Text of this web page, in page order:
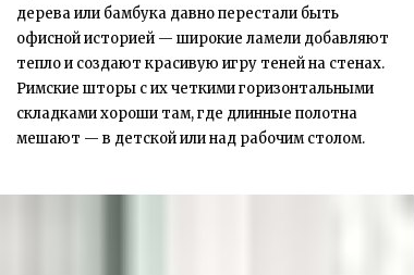
дерева или бамбука давно перестали быть
офисной историей — широкие ламели добавляют
тепло и создают красивую игру теней на стенах.
Римские шторы с их четкими горизонтальными
складками хороши там, где длинные полотна
мешают — в детской или над рабочим столом.